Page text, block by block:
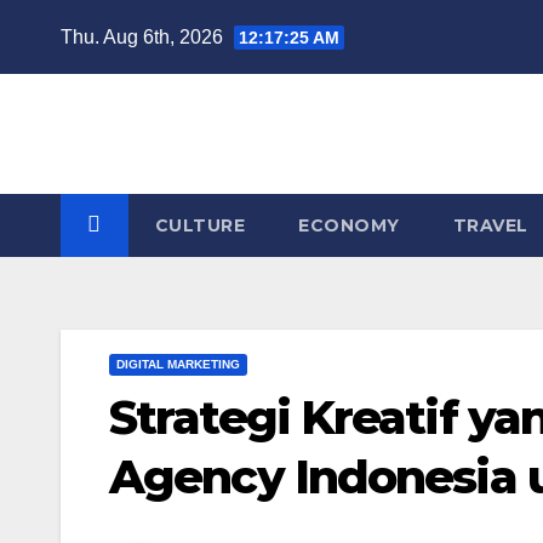
Thu. Aug 6th, 2026 12:17:26 AM
CULTURE ECONOMY TRAVEL
DIGITAL MARKETING
Strategi Kreatif
Agency Indonesia